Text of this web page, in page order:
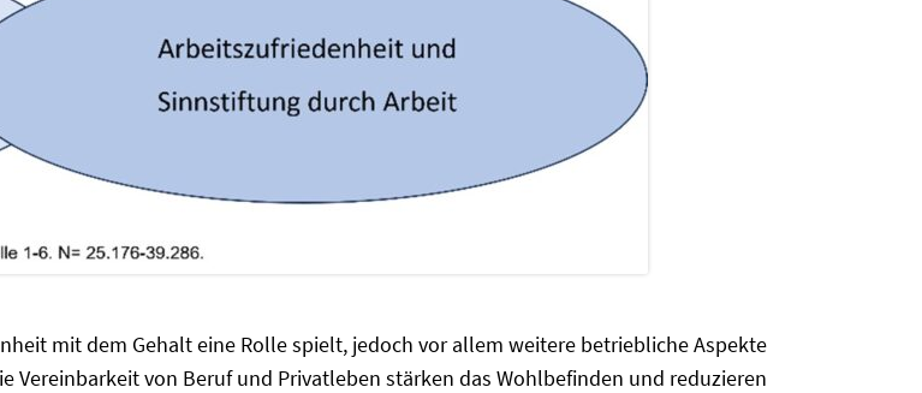
mit dem Gehalt eine Rolle spielt, jedoch vor allem weitere betriebliche Aspekte
von Beruf und Privatleben stärken das Wohlbefinden und reduzieren